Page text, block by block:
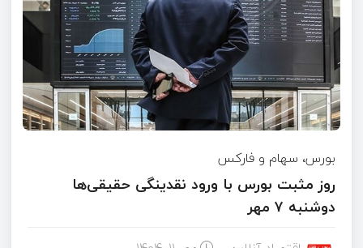
بورس، سهام و فارکس
روز مثبت بورس با ورود نقدینگی حقیقی‌ها
دوشنبه ۷ مهر